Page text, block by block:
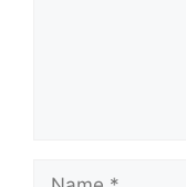
Name